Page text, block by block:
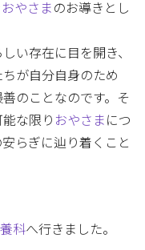
おやさま のお導きとし
い存在に目を開き、
が自分自身のため
のことなのです。そ
な限り おやさま につ
らぎに辿り着くこと
科へ行きました。